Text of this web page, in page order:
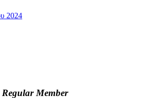
2024
Regular Member